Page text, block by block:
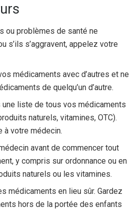
ou problèmes de santé ne
s’ils s’aggravent, appelez votre
médicaments avec d’autres et ne
de quelqu’un d’autre.
une liste de tous vos médicaments
naturels, vitamines, OTC).
à votre médecin.
avant de commencer tout
y compris sur ordonnance ou en
naturels ou les vitamines.
médicaments en lieu sûr. Gardez
hors de la portée des enfants